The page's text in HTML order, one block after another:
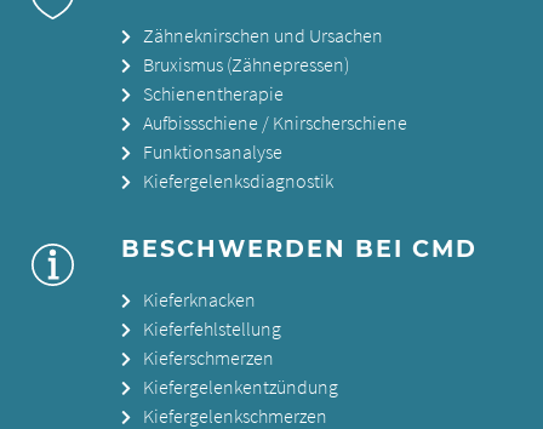
Zähneknirschen und Ursachen
Bruxismus (Zähnepressen)
Schienentherapie
Aufbissschiene / Knirscherschiene
Funktionsanalyse
Kiefergelenksdiagnostik
BESCHWERDEN BEI CMD
Kieferknacken
Kieferfehlstellung
Kieferschmerzen
Kiefergelenkentzündung
Kiefergelenkschmerzen